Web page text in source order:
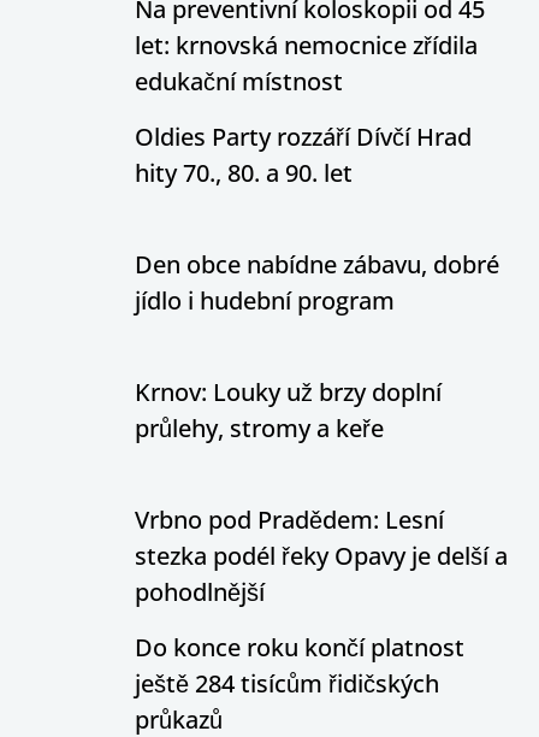
Na preventivní koloskopii od 45
let: krnovská nemocnice zřídila
edukační místnost
Oldies Party rozzáří Dívčí Hrad
hity 70., 80. a 90. let
Den obce nabídne zábavu, dobré
jídlo i hudební program
Krnov: Louky už brzy doplní
průlehy, stromy a keře
Vrbno pod Pradědem: Lesní
stezka podél řeky Opavy je delší a
pohodlnější
Do konce roku končí platnost
ještě 284 tisícům řidičských
průkazů